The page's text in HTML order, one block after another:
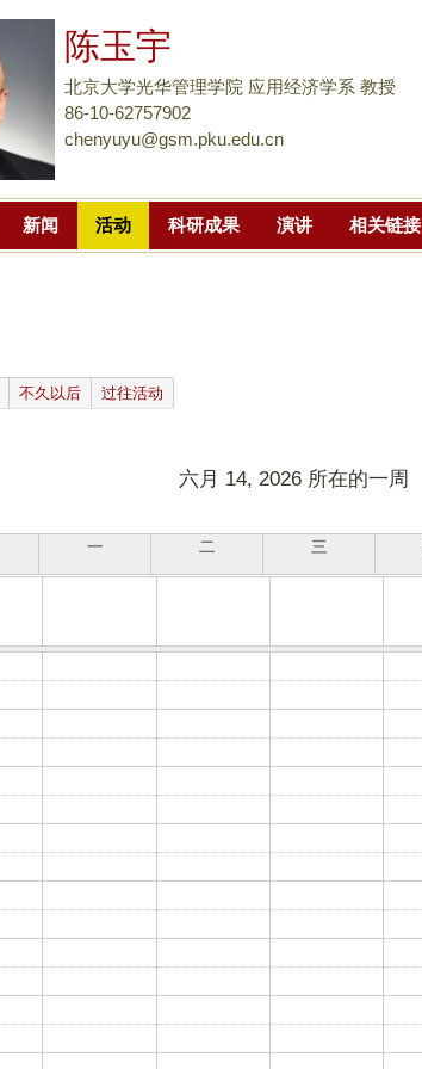
到
主
陈玉宇
北京大学光华管理学院 应用经济学系 教授
86-10-62757902
chenyuyu@gsm.pku.edu.cn
新闻 活动 科研成果 演讲 相关链接
不久以后 过往活动
六月 14, 2026 所在的一周
一 二 三